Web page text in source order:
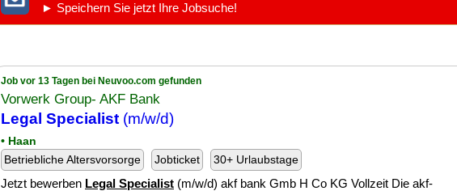
► Speichern Sie jetzt Ihre Jobsuche!
Job vor 13 Tagen bei Neuvoo.com gefunden
Vorwerk Group- AKF Bank
Legal Specialist (m/w/d)
• Haan
Betriebliche Altersvorsorge
Jobticket 30+ Urlaubstage
Jetzt bewerben Legal Specialist (m/w/d) akf bank Gmb H Co KG Vollzeit Die akf-